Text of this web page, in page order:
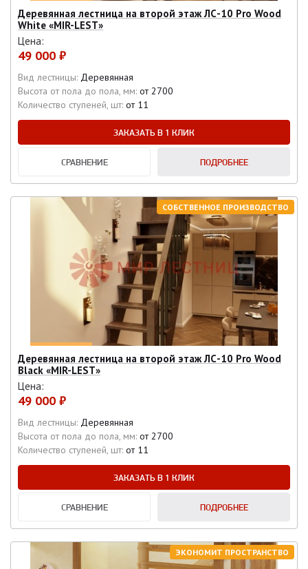
Деревянная лестница на второй этаж ЛС-10 Pro Wood
White «MIR-LEST»
Цена:
49 000 ₽
Вид лестницы: Деревянная
Высота от пола до пола, мм: от 2700
Количество ступеней, шт: от 11
ЗАКАЗАТЬ В 1 КЛИК
СРАВНЕНИЕ ПОДРОБНЕЕ
СОБСТВЕННОЕ ПРОИЗВОДСТВО
Деревянная лестница на второй этаж ЛС-10 Pro Wood
Black «MIR-LEST»
Цена:
49 000 ₽
Вид лестницы: Деревянная
Высота от пола до пола, мм: от 2700
Количество ступеней, шт: от 11
ЗАКАЗАТЬ В 1 КЛИК
СРАВНЕНИЕ ПОДРОБНЕЕ
ЭКОНОМИТ ПРОСТРАНСТВО